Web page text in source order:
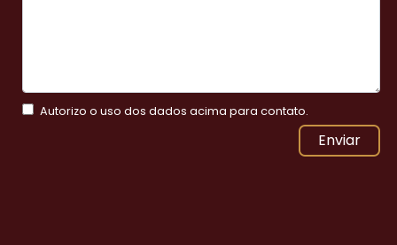
Autorizo o uso dos dados acima para contato.
Enviar